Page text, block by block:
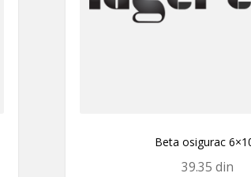
Beta osigurac
39.35 din